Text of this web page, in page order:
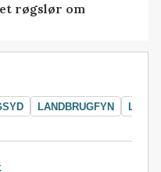
røgslør om
LANDBRUGFYN